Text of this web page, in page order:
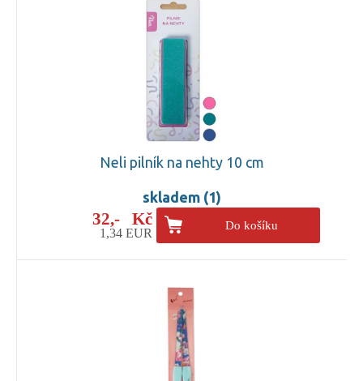
Neli pilník na nehty 10 cm
skladem (1)
32,- Kč
1,34 EUR
Do košíku